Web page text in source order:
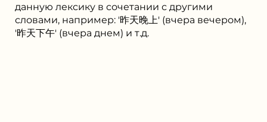
данную лексику в сочетании с другими
словами, например: '昨天晚上' (вчера вечером),
'昨天下午' (вчера днем) и т.д.